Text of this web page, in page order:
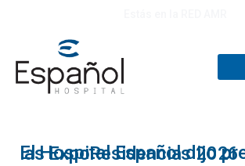
El Hospital Español dijo presente en las ExpoResidencias 2026